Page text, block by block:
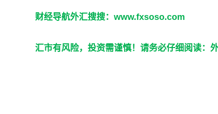
财经导航外汇搜搜： www.fxsoso.com
汇市有风险，投资需谨慎！请务必仔细阅读：